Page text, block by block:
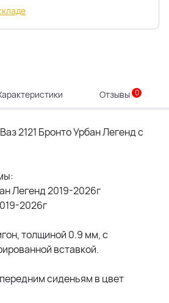
Отзывы 0
2121 Бронто Урбан Легенд с
Легенд 2019-2026г
2026г
толщиной 0.9 мм, с
вставкой.
сиденьям в цвет